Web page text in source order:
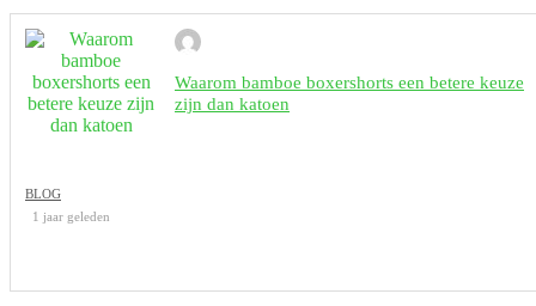
Waarom bamboe boxershorts een betere keuze
zijn dan katoen
BLOG
1 jaar geleden